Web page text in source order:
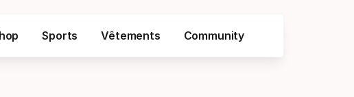
Sports Vêtements Community